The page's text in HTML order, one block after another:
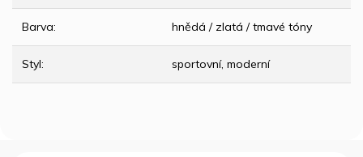
Barva: hnědá / zlatá / tmavé tóny
Styl: sportovní, moderní